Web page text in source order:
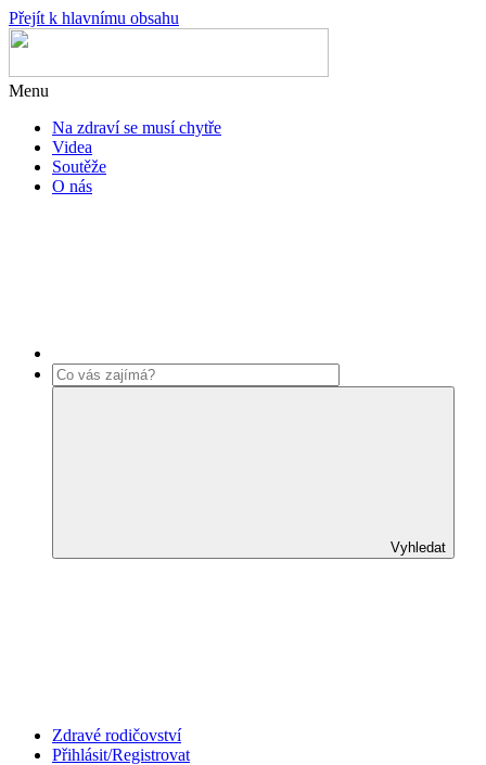
Přejít k hlavnímu obsahu
Menu
Na zdraví se musí chytře
Videa
Soutěže
O nás
Vyhledat
Zdravé rodičovství
Přihlásit/Registrovat